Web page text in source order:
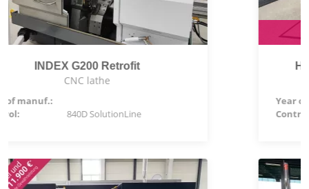
Special price: 102.800,00 €
Hwacheon CUTEX 180BL YSMC
Year of manuf.:
Control:
Siemens 828 D